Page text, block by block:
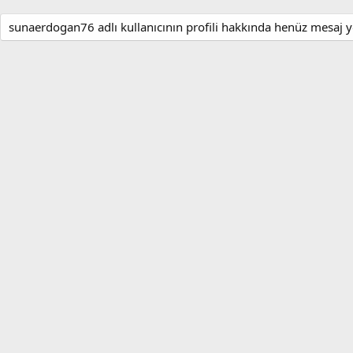
sunaerdogan76 adlı kullanıcının profili hakkında henüz mesaj